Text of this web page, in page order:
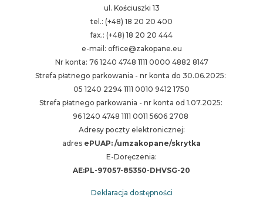
ul. Kościuszki 13
tel.: (+48) 18 20 20 400
fax.: (+48) 18 20 20 444
e-mail: office@zakopane.eu
Nr konta: 76 1240 4748 1111 0000 4882 8147
Strefa płatnego parkowania - nr konta do 30.06.2025:
05 1240 2294 1111 0010 9412 1750
Strefa płatnego parkowania - nr konta od 1.07.2025:
96 1240 4748 1111 0011 5606 2708
Adresy poczty elektronicznej:
adres ePUAP: /umzakopane/skrytka
E-Doręczenia:
AE:PL-97057-85350-DHVSG-20
Deklaracja dostępności